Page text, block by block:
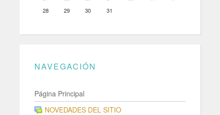
28
29 30 31
NAVEGACIÓN
Página Principal
NOVEDADES DEL SITIO